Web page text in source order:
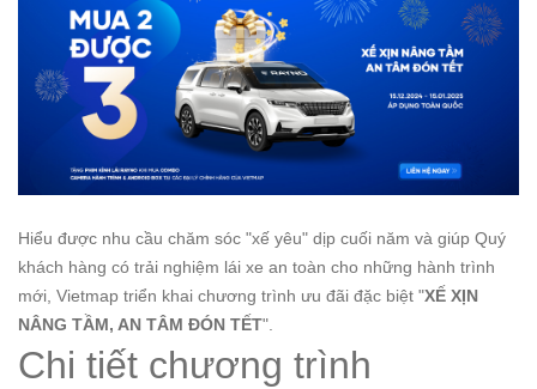
Hiểu được nhu cầu chăm sóc "xế yêu" dịp cuối năm và giúp Quý
khách hàng có trải nghiệm lái xe an toàn cho những hành trình
mới, Vietmap triển khai chương trình ưu đãi đặc biệt "XẾ XỊN
NÂNG TẦM, AN TÂM ĐÓN TẾT".
Chi tiết chương trình